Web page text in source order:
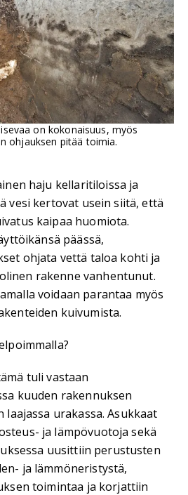
on kokonaisuus, myös
ohjauksen pitää toimia.
haju kellaritiloissa ja
vesi kertovat usein siitä, että
kaipaa huomiota.
päässä,
ohjata vettä taloa kohti ja
rakenne vanhentunut.
voidaan parantaa myös
kuivumista.
tuli vastaan
kuuden rakennuksen
urakassa. Asukkaat
ja lämpövuotoja sekä
uusittiin perustusten
ja lämmöneristystä,
toimintaa ja korjattiin